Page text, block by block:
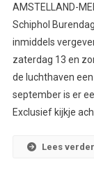
AMSTELLAND-
Schiphol
inmiddels
zaterdag 13 en
de luchthaven
september is er
Exclusief kijkje
Lees